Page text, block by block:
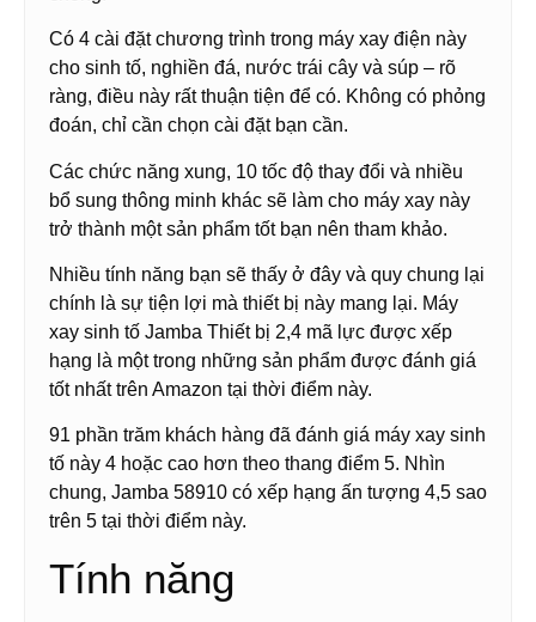
Có 4 cài đặt chương trình trong máy xay điện này
cho sinh tố, nghiền đá, nước trái cây và súp – rõ
ràng, điều này rất thuận tiện để có. Không có phỏng
đoán, chỉ cần chọn cài đặt bạn cần.
Các chức năng xung, 10 tốc độ thay đổi và nhiều
bổ sung thông minh khác sẽ làm cho máy xay này
trở thành một sản phẩm tốt bạn nên tham khảo.
Nhiều tính năng bạn sẽ thấy ở đây và quy chung lại
chính là sự tiện lợi mà thiết bị này mang lại. Máy
xay sinh tố Jamba Thiết bị 2,4 mã lực được xếp
hạng là một trong những sản phẩm được đánh giá
tốt nhất trên Amazon tại thời điểm này.
91 phần trăm khách hàng đã đánh giá máy xay sinh
tố này 4 hoặc cao hơn theo thang điểm 5. Nhìn
chung, Jamba 58910 có xếp hạng ấn tượng 4,5 sao
trên 5 tại thời điểm này.
Tính năng